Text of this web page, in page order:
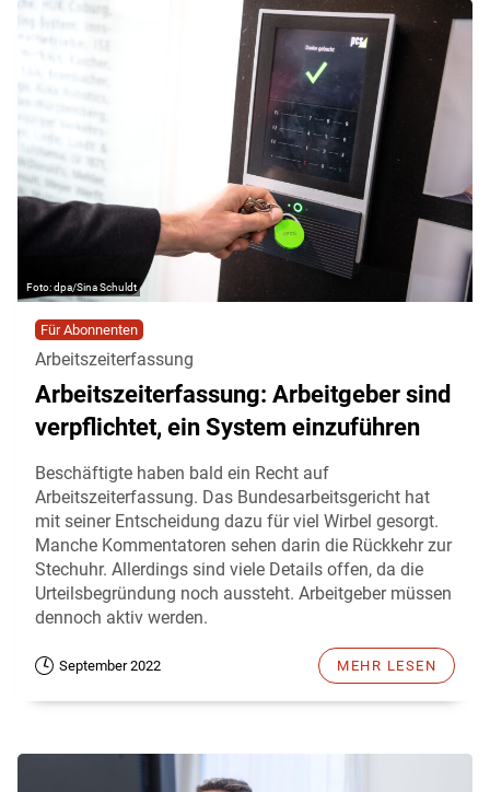
dpa/Sina Schuldt
Für Abonnenten
Arbeitszeiterfassung
Arbeitszeiterfassung: Arbeitgeber sind
verpflichtet, ein System einzuführen
Beschäftigte haben bald ein Recht auf
Arbeitszeiterfassung. Das Bundesarbeitsgericht hat
mit seiner Entscheidung dazu für viel Wirbel gesorgt.
Manche Kommentatoren sehen darin die Rückkehr zur
Stechuhr. Allerdings sind viele Details offen, da die
Urteilsbegründung noch aussteht. Arbeitgeber müssen
dennoch aktiv werden.
September 2022 MEHR LESEN